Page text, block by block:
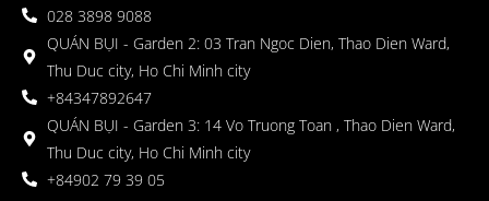
028 3898 9088
QUÁN BỤI - Garden 2: 03 Tran Ngoc Dien, Thao Dien Ward,
Thu Duc city, Ho Chi Minh city
+84347892647
QUÁN BỤI - Garden 3: 14 Vo Truong Toan , Thao Dien Ward,
Thu Duc city, Ho Chi Minh city
+84902 79 39 05